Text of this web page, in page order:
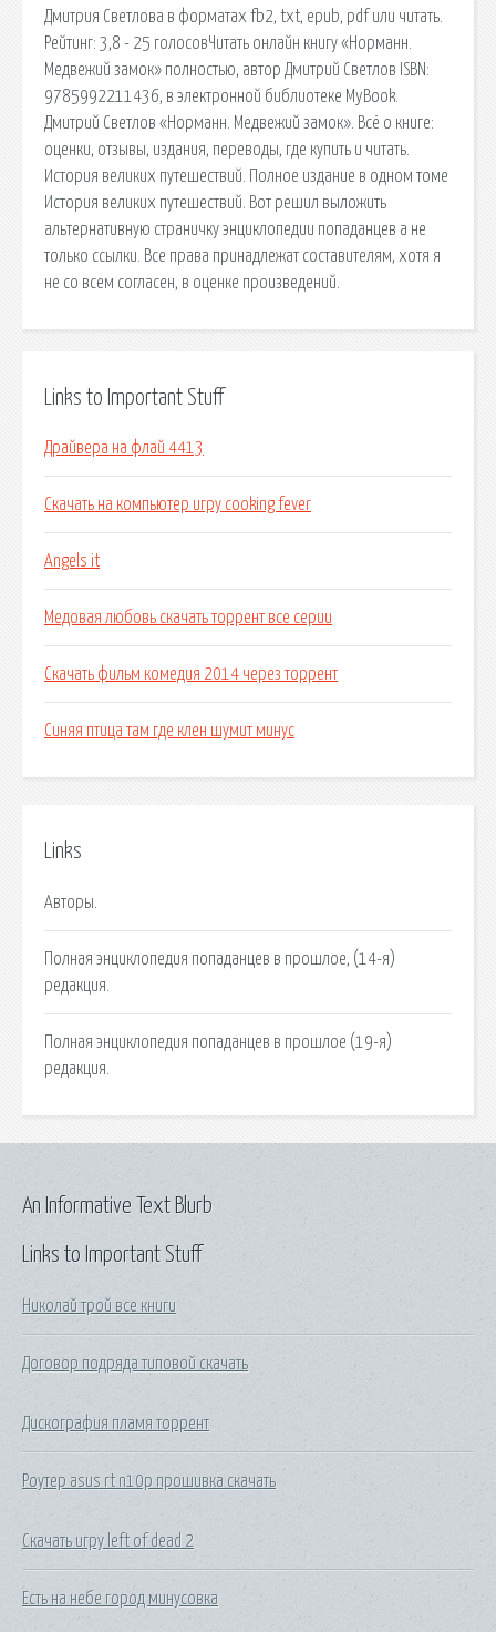
Дмитрия Светлова в форматах fb2, txt, epub, pdf или читать.
Рейтинг: 3,8 - 25 голосовЧитать онлайн книгу «Норманн.
Медвежий замок» полностью, автор Дмитрий Светлов ISBN:
9785992211436, в электронной библиотеке MyBook.
Дмитрий Светлов «Норманн. Медвежий замок». Всё о книге:
оценки, отзывы, издания, переводы, где купить и читать.
История великих путешествий. Полное издание в одном томе
История великих путешествий. Вот решил выложить
альтернативную страничку энциклопедии попаданцев а не
только ссылки. Все права принадлежат составителям, хотя я
не со всем согласен, в оценке произведений.
Links to Important Stuff
Драйвера на флай 4413
Скачать на компьютер игру cooking fever
Angels it
Медовая любовь скачать торрент все серии
Скачать фильм комедия 2014 через торрент
Синяя птица там где клен шумит минус
Links
Авторы.
Полная энциклопедия попаданцев в прошлое, (14-я)
редакция.
Полная энциклопедия попаданцев в прошлое (19-я)
редакция.
Links to Important Stuff
Николай трой все книги
Договор подряда типовой скачать
Дискография пламя торрент
Роутер asus rt n10p прошивка скачать
Скачать игру left of dead 2
Есть на небе город минусовка
An Informative Text Blurb